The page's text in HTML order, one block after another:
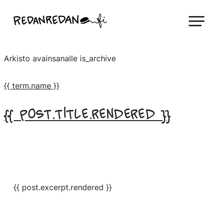
suoraan
Linda Saukko-Rauta, Redanredan Oy
piirrosvideoita
Arkisto avainsanalle is_archive
{{ term.name }}
{{ post.title.rendered }}
{{ post.excerpt.rendered }}